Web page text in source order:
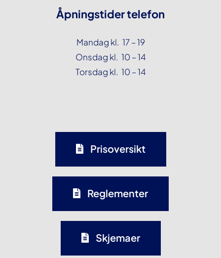
Åpningstider telefon
Mandag kl. 17 – 19
Onsdag kl. 10 – 14
Torsdag kl. 10 – 14
Prisoversikt
Reglementer
Skjemaer